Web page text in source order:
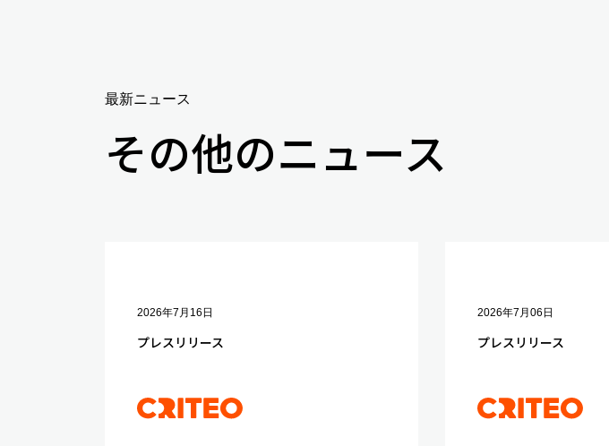
最新ニュース
その他のニュース
2026年7月16日
プレスリリース
2026年7月06日
プレスリリース